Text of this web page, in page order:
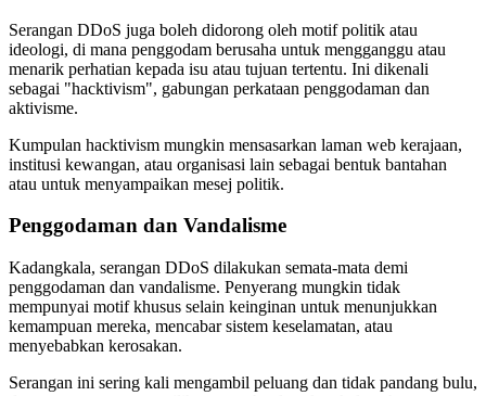
Serangan DDoS juga boleh didorong oleh motif politik atau
ideologi, di mana penggodam berusaha untuk mengganggu atau
menarik perhatian kepada isu atau tujuan tertentu. Ini dikenali
sebagai "hacktivism", gabungan perkataan penggodaman dan
aktivisme.
Kumpulan hacktivism mungkin mensasarkan laman web kerajaan,
institusi kewangan, atau organisasi lain sebagai bentuk bantahan
atau untuk menyampaikan mesej politik.
Penggodaman dan Vandalisme
Kadangkala, serangan DDoS dilakukan semata-mata demi
penggodaman dan vandalisme. Penyerang mungkin tidak
mempunyai motif khusus selain keinginan untuk menunjukkan
kemampuan mereka, mencabar sistem keselamatan, atau
menyebabkan kerosakan.
Serangan ini sering kali mengambil peluang dan tidak pandang bulu,